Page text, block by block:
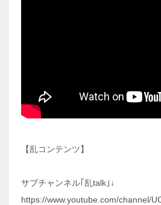
【乱コンテンツ】
サブチャンネル｢乱talk｣↓
https://www.youtube.com/channel/